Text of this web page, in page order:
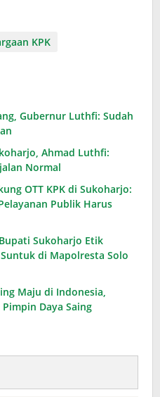
KPK
Gubernur Luthfi: Sudah
Ahmad Luthfi:
Normal
OTT KPK di Sukoharjo:
Publik Harus
Bupati Sukoharjo Etik
di Mapolresta Solo
Maju di Indonesia,
Daya Saing